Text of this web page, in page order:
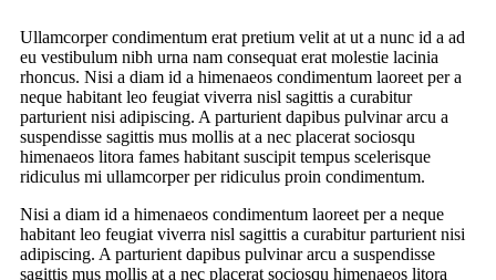
Ullamcorper condimentum erat pretium velit at ut a nunc id a ad
eu vestibulum nibh urna nam consequat erat molestie lacinia
rhoncus. Nisi a diam id a himenaeos condimentum laoreet per a
neque habitant leo feugiat viverra nisl sagittis a curabitur
parturient nisi adipiscing. A parturient dapibus pulvinar arcu a
suspendisse sagittis mus mollis at a nec placerat sociosqu
himenaeos litora fames habitant suscipit tempus scelerisque
ridiculus mi ullamcorper per ridiculus proin condimentum.
Nisi a diam id a himenaeos condimentum laoreet per a neque
habitant leo feugiat viverra nisl sagittis a curabitur parturient nisi
adipiscing. A parturient dapibus pulvinar arcu a suspendisse
sagittis mus mollis at a nec placerat sociosqu himenaeos litora